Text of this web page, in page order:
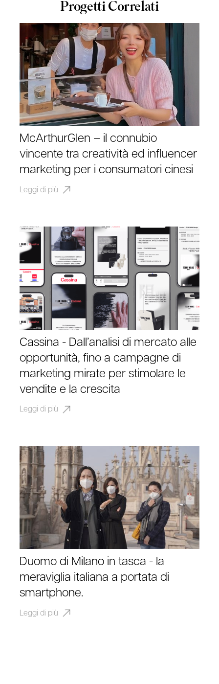
Progetti Correlati
McArthurGlen – il connubio
vincente tra creatività ed influencer
marketing per i consumatori cinesi
Leggi di più
Cassina - Dall’analisi di mercato alle
opportunità, fino a campagne di
marketing mirate per stimolare le
vendite e la crescita
Leggi di più
Duomo di Milano in tasca - la
meraviglia italiana a portata di
smartphone.
Leggi di più